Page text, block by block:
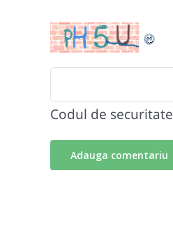
Codul de securitate